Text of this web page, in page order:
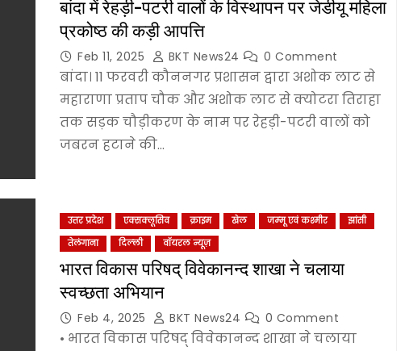
बांदा में रेहड़ी-पटरी वालों के विस्थापन पर जेडीयू महिला
प्रकोष्ठ की कड़ी आपत्ति
Feb 11, 2025 BKT News24 0 Comment
बांदा। 11 फरवरी कौननगर प्रशासन द्वारा अशोक लाट से
महाराणा प्रताप चौक और अशोक लाट से क्योटरा तिराहा
तक सड़क चौड़ीकरण के नाम पर रेहड़ी-पटरी वालों को
जबरन हटाने की…
उत्तर प्रदेश एक्सक्लूसिव क्राइम खेल जम्‍मू एवं कश्‍मीर
झांसी
तेलंगाना
दिल्‍ली वॉयरल न्यूज़
भारत विकास परिषद् विवेकानन्द शाखा ने चलाया
स्वच्छता अभियान
Feb 4, 2025 BKT News24 0 Comment
• भारत विकास परिषद् विवेकानन्द शाखा ने चलाया